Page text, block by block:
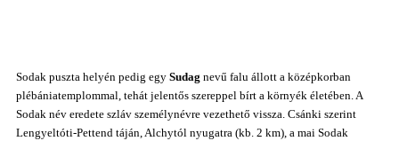
Sodak puszta helyén pedig egy Sudag nevű falu állott a középkorban
plébániatemplommal, tehát jelentős szereppel bírt a környék életében. A
Sodak név eredete szláv személynévre vezethető vissza. Csánki szerint
Lengyeltóti-Pettend táján, Alchytól nyugatra (kb. 2 km), a mai Sodak